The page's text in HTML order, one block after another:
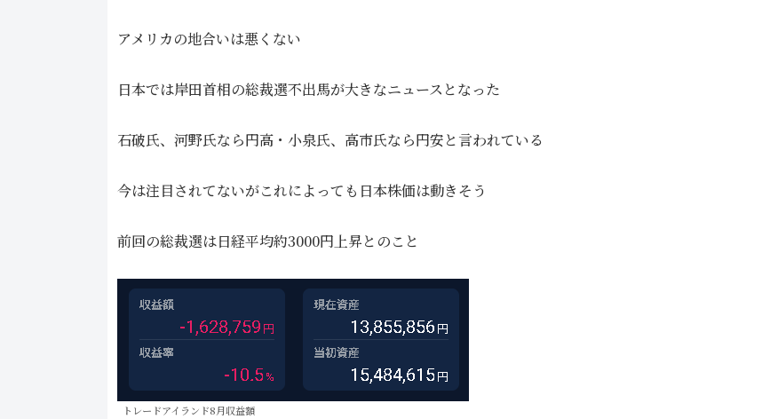
アメリカの地合いは悪くない
日本では岸田首相の総裁選不出馬が大きなニュースとなった
石破氏、河野氏なら円高・小泉氏、高市氏なら円安と言われている
今は注目されてないがこれによっても日本株価は動きそう
前回の総裁選は日経平均約3000円上昇とのこと
トレードアイランド8月収益額